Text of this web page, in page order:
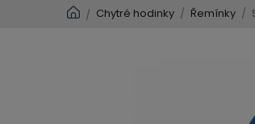
Domů
/ Chytré hodinky / Řemínky /